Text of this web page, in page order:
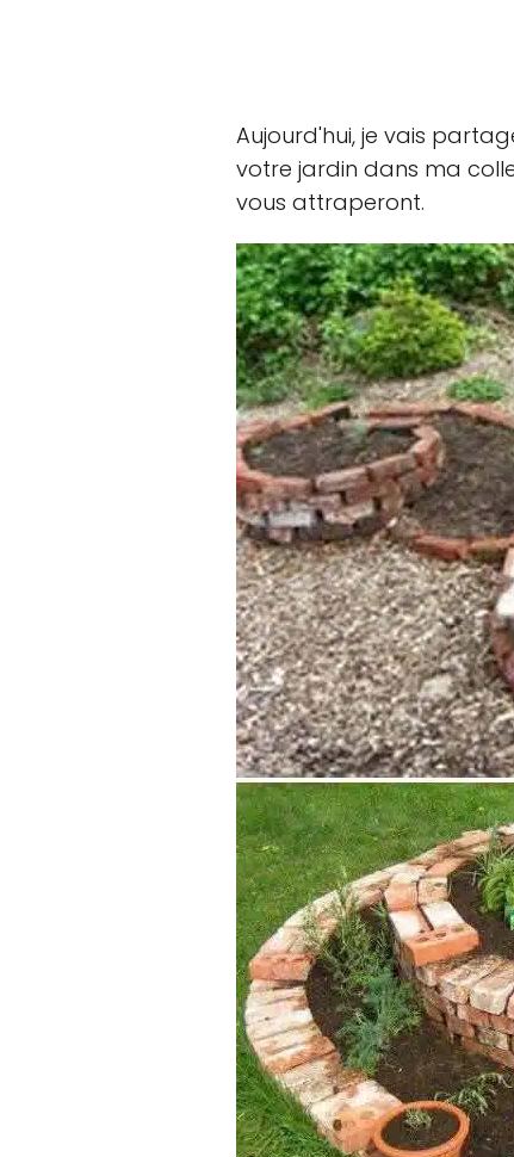
Aujourd'hui, je vais
votre jardin dans ma
vous attraperont.